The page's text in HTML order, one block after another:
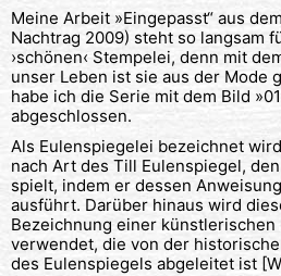
Meine Arbeit »Eingepasst“ aus
Nachtrag 2009) steht so langsam
›schönen‹ Stempelei, denn mit
unser Leben ist sie aus der Mode
habe ich die Serie mit dem Bild
abgeschlossen.
Als Eulenspiegelei bezeichnet
nach Art des Till Eulenspiegel,
spielt, indem er dessen
ausführt. Darüber hinaus wird
Bezeichnung einer
verwendet, die von der
des Eulenspiegels abgeleitet ist